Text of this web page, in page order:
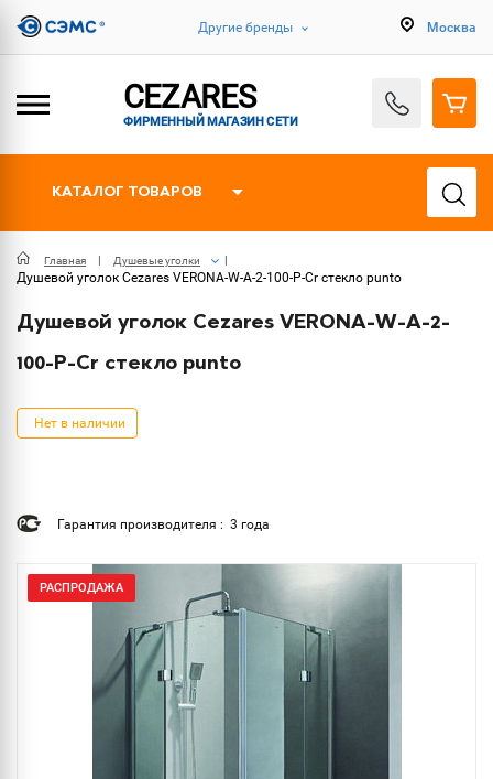
Другие бренды Москва
CEZARES
ФИРМЕННЫЙ МАГАЗИН СЕТИ
КАТАЛОГ ТОВАРОВ
Главная Душевые уголки
Душевой уголок Cezares VERONA-W-A-2-100-P-Cr стекло punto
Душевой уголок Cezares VERONA-W-A-2-
100-P-Cr стекло punto
Нет в наличии
Гарантия производителя : 3 года
РАСПРОДАЖА